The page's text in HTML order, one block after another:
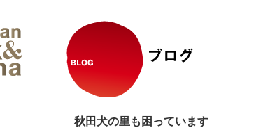
秋田犬の里も困っています